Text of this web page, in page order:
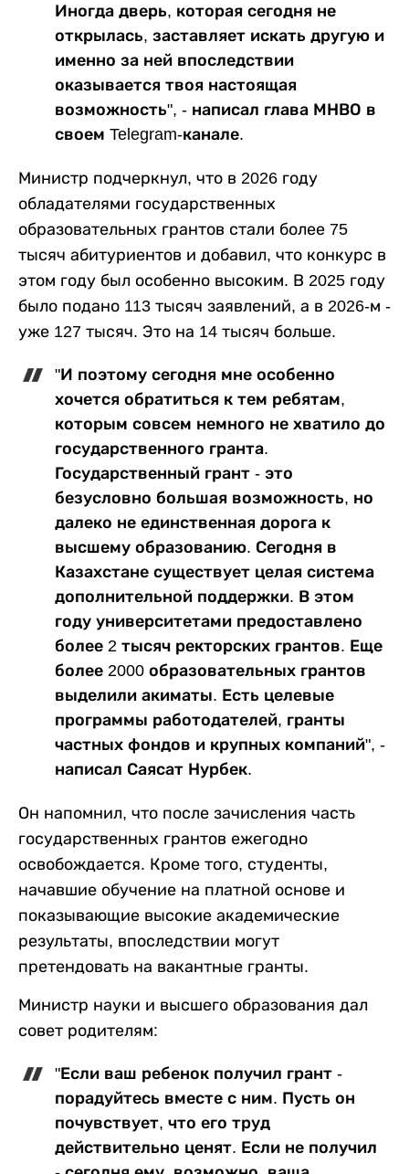
Иногда дверь, которая сегодня не
открылась, заставляет искать другую и
именно за ней впоследствии
оказывается твоя настоящая
возможность", - написал глава МНВО в
своем Telegram-канале.
Министр подчеркнул, что в 2026 году
обладателями государственных
образовательных грантов стали более 75
тысяч абитуриентов и добавил, что конкурс в
этом году был особенно высоким. В 2025 году
было подано 113 тысяч заявлений, а в 2026-м -
уже 127 тысяч. Это на 14 тысяч больше.
"И поэтому сегодня мне особенно
хочется обратиться к тем ребятам,
которым совсем немного не хватило до
государственного гранта.
Государственный грант - это
безусловно большая возможность, но
далеко не единственная дорога к
высшему образованию. Сегодня в
Казахстане существует целая система
дополнительной поддержки. В этом
году университетами предоставлено
более 2 тысяч ректорских грантов. Еще
более 2000 образовательных грантов
выделили акиматы. Есть целевые
программы работодателей, гранты
частных фондов и крупных компаний", -
написал Саясат Нурбек.
Он напомнил, что после зачисления часть
государственных грантов ежегодно
освобождается. Кроме того, студенты,
начавшие обучение на платной основе и
показывающие высокие академические
результаты, впоследствии могут
претендовать на вакантные гранты.
Министр науки и высшего образования дал
совет родителям:
"Если ваш ребенок получил грант -
порадуйтесь вместе с ним. Пусть он
почувствует, что его труд
действительно ценят. Если не получил